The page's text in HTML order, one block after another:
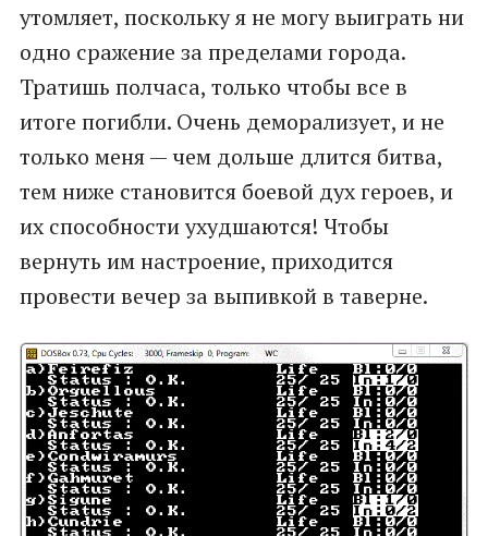
утомляет, поскольку я не могу выиграть ни
одно сражение за пределами города.
Тратишь полчаса, только чтобы все в
итоге погибли. Очень деморализует, и не
только меня — чем дольше длится битва,
тем ниже становится боевой дух героев, и
их способности ухудшаются! Чтобы
вернуть им настроение, приходится
провести вечер за выпивкой в таверне.